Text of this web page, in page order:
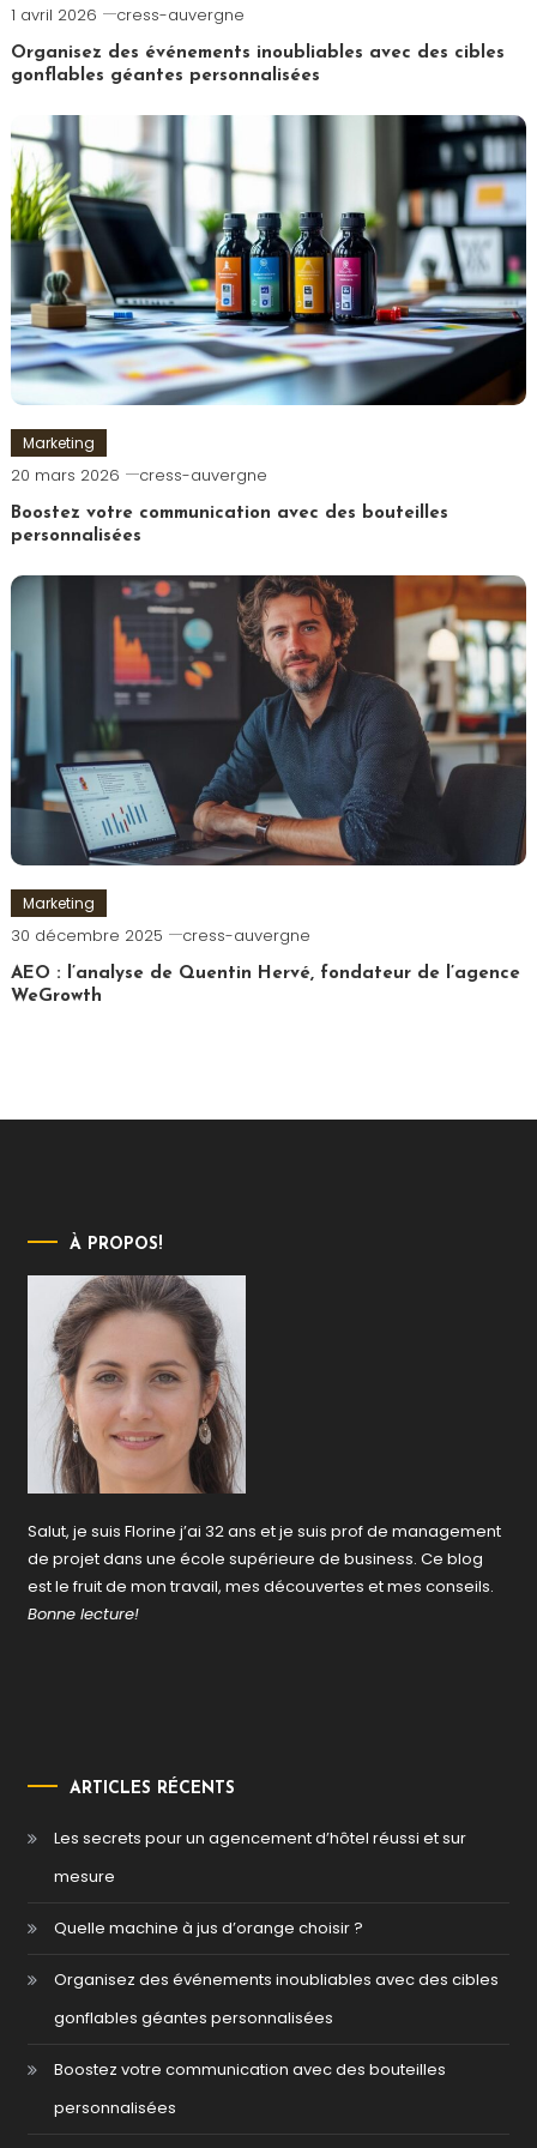
1 avril 2026 cress-auvergne
Organisez des événements inoubliables avec des cibles
gonflables géantes personnalisées
Marketing
20 mars 2026 cress-auvergne
Boostez votre communication avec des bouteilles
personnalisées
Marketing
30 décembre 2025 cress-auvergne
AEO : l’analyse de Quentin Hervé, fondateur de l’agence
WeGrowth
À PROPOS!
Salut, je suis Florine j’ai 32 ans et je suis prof de management
de projet dans une école supérieure de business. Ce blog
est le fruit de mon travail, mes découvertes et mes conseils.
Bonne lecture!
ARTICLES RÉCENTS
Les secrets pour un agencement d’hôtel réussi et sur
mesure
Quelle machine à jus d’orange choisir ?
Organisez des événements inoubliables avec des cibles
gonflables géantes personnalisées
Boostez votre communication avec des bouteilles
personnalisées